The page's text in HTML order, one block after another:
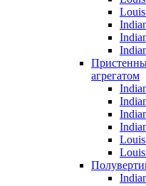
агрегатом